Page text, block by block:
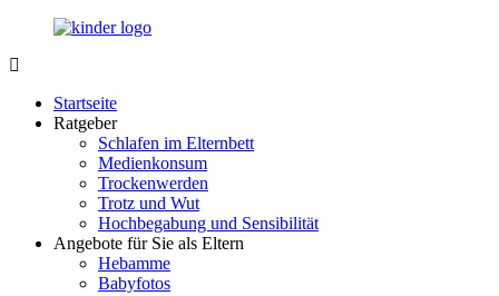
Zurück
Inhalt
Portal
Nachwuchs
Startseite
Ratgeber
Schlafen im Elternbett
Medienkonsum
Trockenwerden
Trotz und Wut
Hochbegabung und Sensibilität
Angebote für Sie als Eltern
Hebamme
Babyfotos